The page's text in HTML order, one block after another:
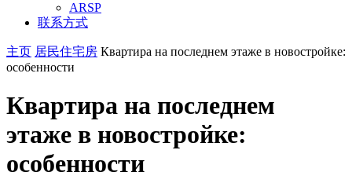
ARSP
联系方式
主页 居民住宅房 Квартира на последнем этаже в новостройке:
особенности
Квартира на последнем
этаже в новостройке:
особенности